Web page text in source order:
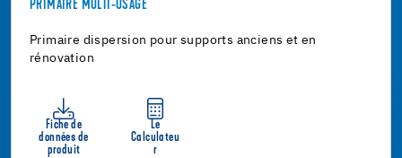
PRIMAIRE MULTI-USAGE
Primaire dispersion pour supports anciens et en
rénovation
Fiche de
données de
produit
Le
Calculateu
r